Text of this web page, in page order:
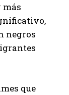
más
negros
que